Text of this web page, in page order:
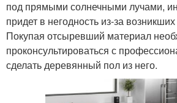
под прямыми солнечными лучами,
придет в негодность из-за
Покупая отсыревший материал
проконсультироваться с
сделать деревянный пол из него.